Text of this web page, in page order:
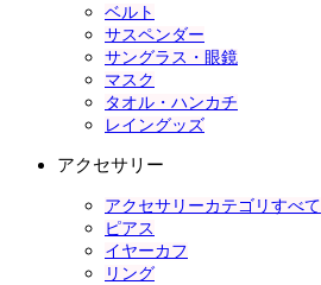
ベルト
サスペンダー
サングラス・眼鏡
マスク
タオル・ハンカチ
レイングッズ
アクセサリー
アクセサリーカテゴリすべて
ピアス
イヤーカフ
リング